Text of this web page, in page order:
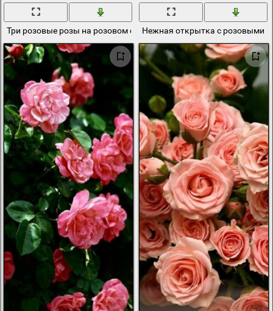
Три розовые розы на розовом фонеНежная открытка с розовыми